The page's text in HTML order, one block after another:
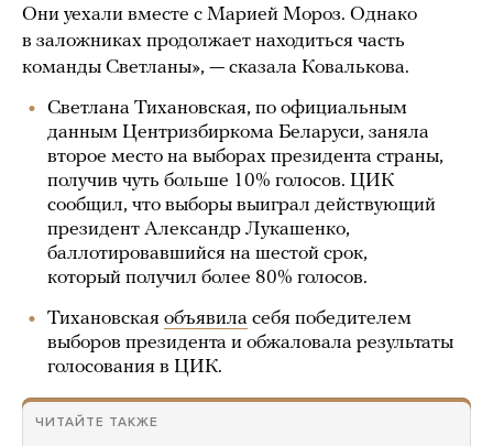
Они уехали вместе с Марией Мороз. Однако
в заложниках продолжает находиться часть
команды Светланы», — сказала Ковалькова.
Светлана Тихановская, по официальным
данным Центризбиркома Беларуси, заняла
второе место на выборах президента страны,
получив чуть больше 10% голосов. ЦИК
сообщил, что выборы выиграл действующий
президент Александр Лукашенко,
баллотировавшийся на шестой срок,
который получил более 80% голосов.
Тихановская объявила себя победителем
выборов президента и обжаловала результаты
голосования в ЦИК.
ЧИТАЙТЕ ТАКЖЕ